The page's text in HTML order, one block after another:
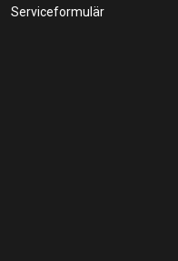
Serviceformulär